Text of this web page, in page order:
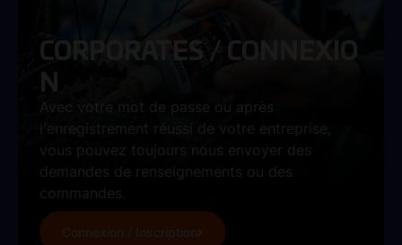
CORPORATES / CONNEXIO
N
Avec votre mot de passe ou après
l'enregistrement réussi de votre entreprise,
vous pouvez toujours nous envoyer des
demandes de renseignements ou des
commandes.
Connexion / Inscription